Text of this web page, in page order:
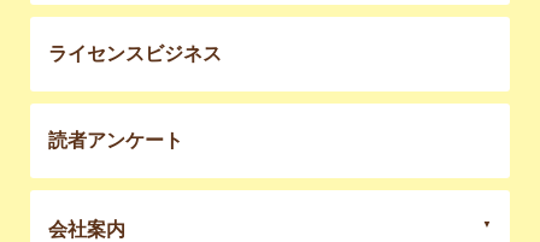
ライセンスビジネス
読者アンケート
会社案内